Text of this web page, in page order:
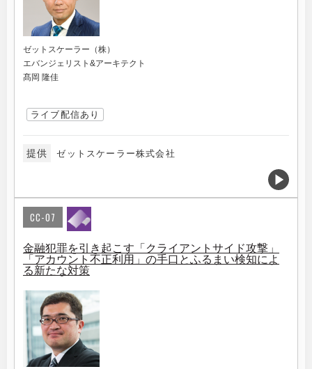
ゼットスケーラー（株）
エバンジェリスト&アーキテクト
髙岡 隆佳
ライブ配信あり
提供 ゼットスケーラー株式会社
CC-07
金融犯罪を引き起こす「クライアントサイド攻撃」
「アカウント不正利用」の手口とふるまい検知によ
る新たな対策